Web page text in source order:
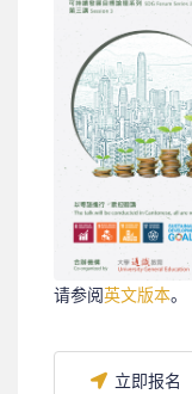
请参阅英文版本。
立即报名